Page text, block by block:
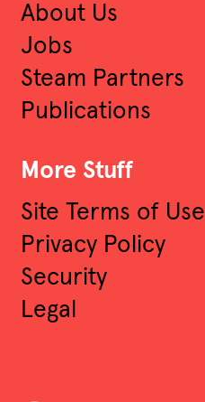
About Us
Jobs
Steam Partners
Publications
More Stuff
Site Terms of Use
Privacy Policy
Security
Legal